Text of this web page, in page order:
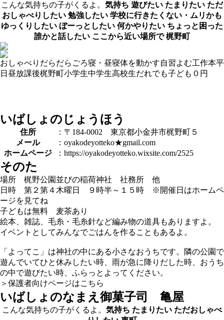
こんな気持ちの子がくるよ。 気持ち 遊びたい たまりたい ただ
おしゃべりしたい 勉強したい 学校に行きたくない・ムリかも
ゆっくりしたい ぼーっとしたい 何かやりたい ちょっと困った
誰かと話したい ここから近い場所で 梶野町
おしゃべり だらだら ごろ寝・昼寝体を動かす自習よむ工作本平
日昼放課後梶野町小学生中学生高校生だれでも子ども０円
いばしょのじょうほう
住所
：〒184-0002 東京都小金井市梶野町５
メール
：oyakodeyotteko★gmail.com
ホームページ
：https://oyakodeyotteko.wixsite.com/2525
そのた
場所 梶野公園並びの稲荷神社 社務所 他
日時 第２第４木曜日 ９時半～１５時 ※開催日はホームペ
ージを見てね
子どもは無料 麦茶あり
絵本、雑誌、毛糸・毛糸針など編み物の道具もありますよ。
イベントとしてみんなでごはんを作ることもあるよ。
「よってこ」は神社の中にある小さなおうちです。隣の公園で
遊んでいてひと休みしたい時、雨が急に降りだした時、おうち
の中で遊びたい時、ふらっとよってください。
＞保護者向けページはこちら
いばしょのなまえ 御菓子司 亀屋
こんな気持ちの子がくるよ。 気持ち たまりたい ただおしゃべ